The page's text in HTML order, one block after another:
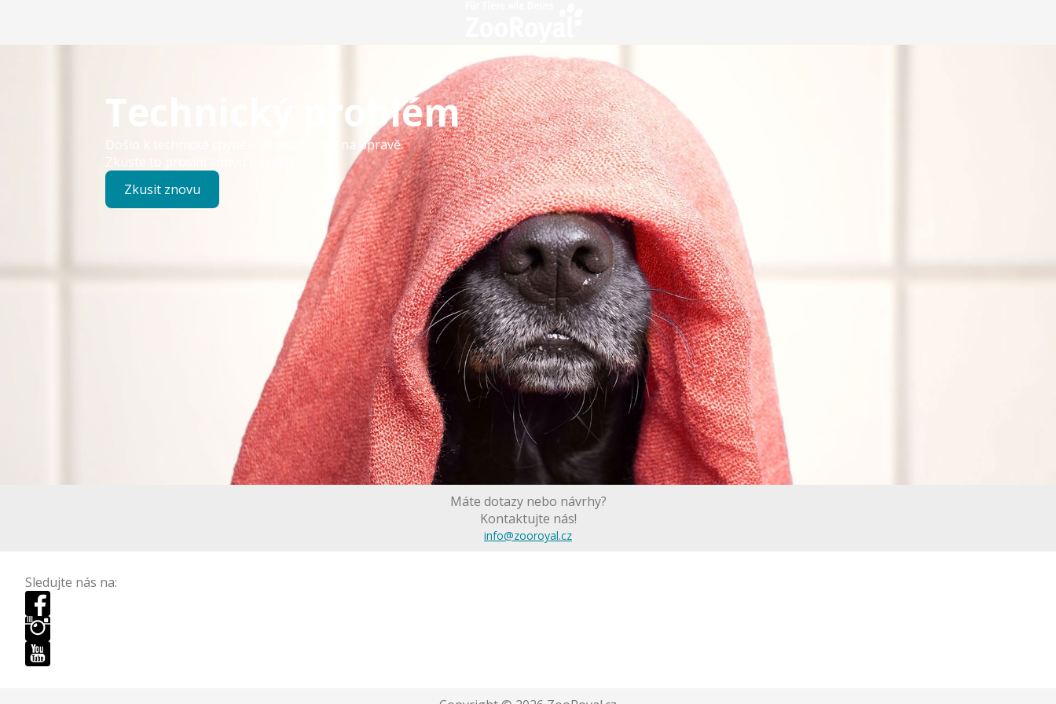
Technický problém
Došlo k technické chybě – již pracujeme na opravě.
Zkuste to prosím znovu později.
Zkusit znovu
Máte dotazy nebo návrhy?
Kontaktujte nás!
info@zooroyal.cz
Sledujte nás na: